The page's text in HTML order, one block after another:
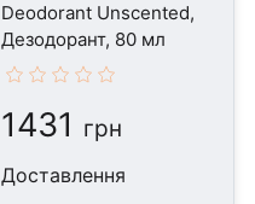
Deodorant Unscented,
Дезодорант, 80 мл
1431 грн
Доставлення